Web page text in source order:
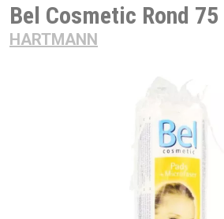
Bel Cosmetic Rond
HARTMANN